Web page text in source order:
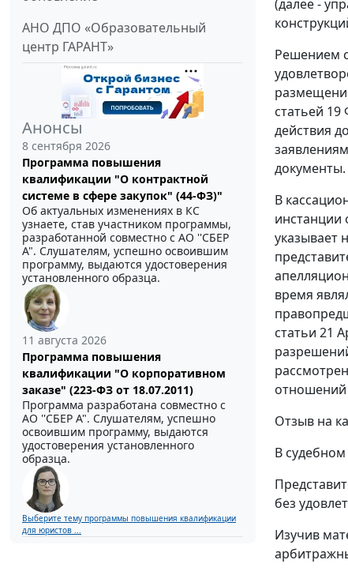
АНО ДПО «Образовательный
центр ГАРАНТ»
Анонсы
8 сентября 2026
Программа повышения
квалификации "О контрактной
системе в сфере закупок" (44-ФЗ)"
Об актуальных изменениях в КС
узнаете, став участником программы,
разработанной совместно с АО ''СБЕР
А". Слушателям, успешно освоившим
программу, выдаются удостоверения
установленного образца.
11 августа 2026
Программа повышения
квалификации "О корпоративном
заказе" (223-ФЗ от 18.07.2011)
Программа разработана совместно с
АО ''СБЕР А". Слушателям, успешно
освоившим программу, выдаются
удостоверения установленного
образца.
Выберите тему программы повышения квалификации
для юристов ...
(далее -
Решением
статьей
действия
В
инстанции
указывает
время
статьи 21
отношений
Отзыв на
В
без
Изучив